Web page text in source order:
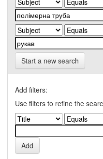
Start a new search
Add filters:
Use filters to refine the